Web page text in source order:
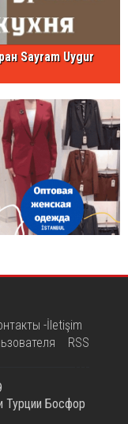
Sayram Uygur
-İletişim
RSS
Турции Босфор